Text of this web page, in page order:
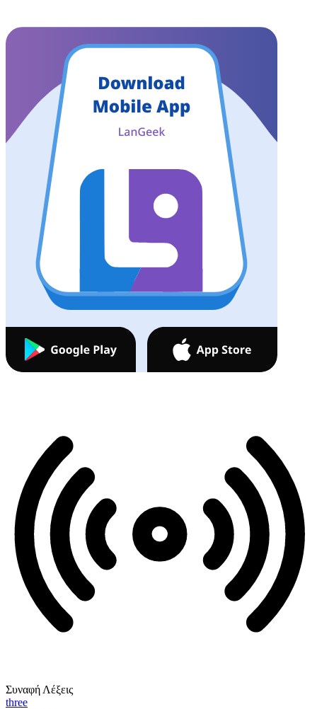
Συναφή Λέξεις
three